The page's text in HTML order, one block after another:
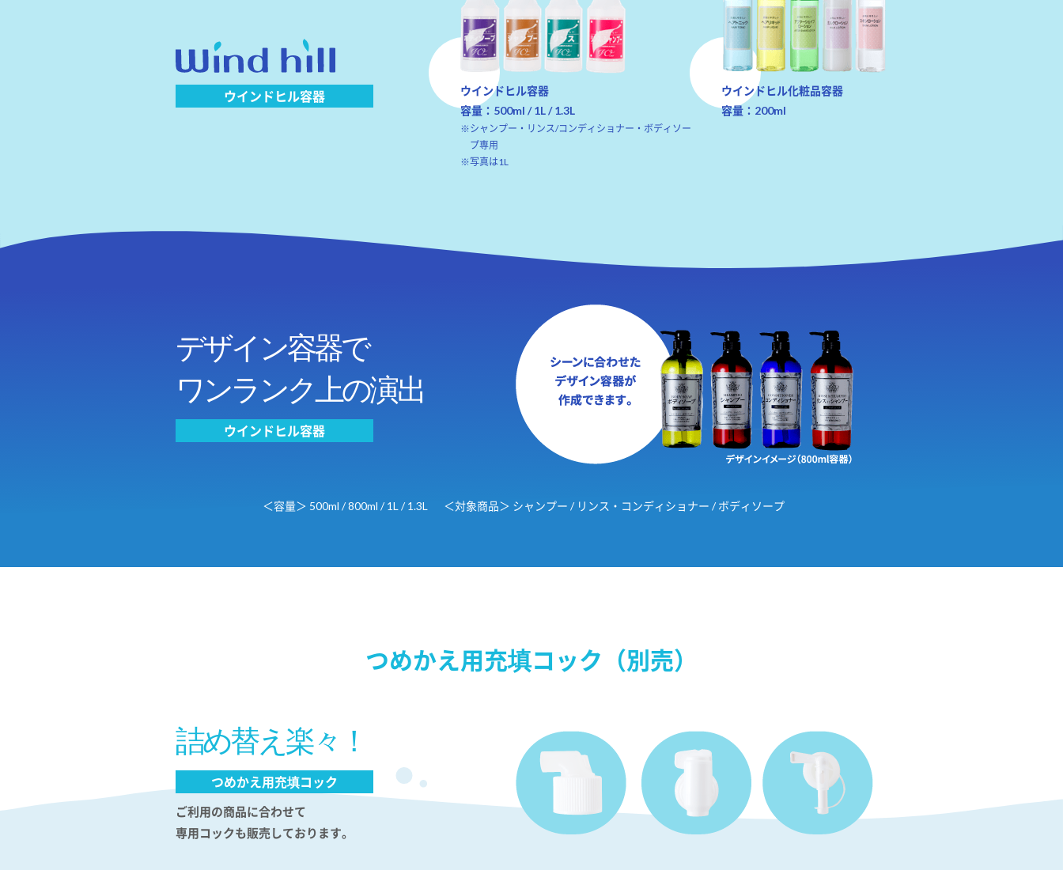
ウインドヒル容器
ウインドヒル容器
容量：500ml / 1L / 1.3L
※シャンプー・リンス/コンディショナー・ボディソー
プ専用
※写真は1L
ウインドヒル化粧品容器
容量：200ml
デザイン容器で
ワンランク上の演出
ウインドヒル容器
＜容量＞ 500ml / 800ml / 1L / 1.3L ＜対象商品＞ シャンプー / リンス・コンディショナー / ボディソープ
つめかえ用充填コック（別売）
詰め替え楽々！
つめかえ用充填コック
ご利用の商品に合わせて
専用コックも販売しております。